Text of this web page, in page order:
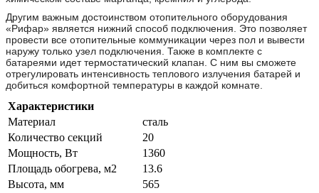
Другим важным достоинством отопительного оборудования
«Рифар» является нижний способ подключения. Это позволяет
провести все отопительные коммуникации через пол и вывести
наружу только узел подключения. Также в комплекте с
батареями идет термостатический клапан. С ним вы сможете
отрегулировать интенсивность теплового излучения батарей и
добиться комфортной температуры в каждой комнате.
Характеристики
Материал
сталь
Количество секций
20
Мощность, Вт
1360
Площадь обогрева, м2
13.6
Высота, мм
565